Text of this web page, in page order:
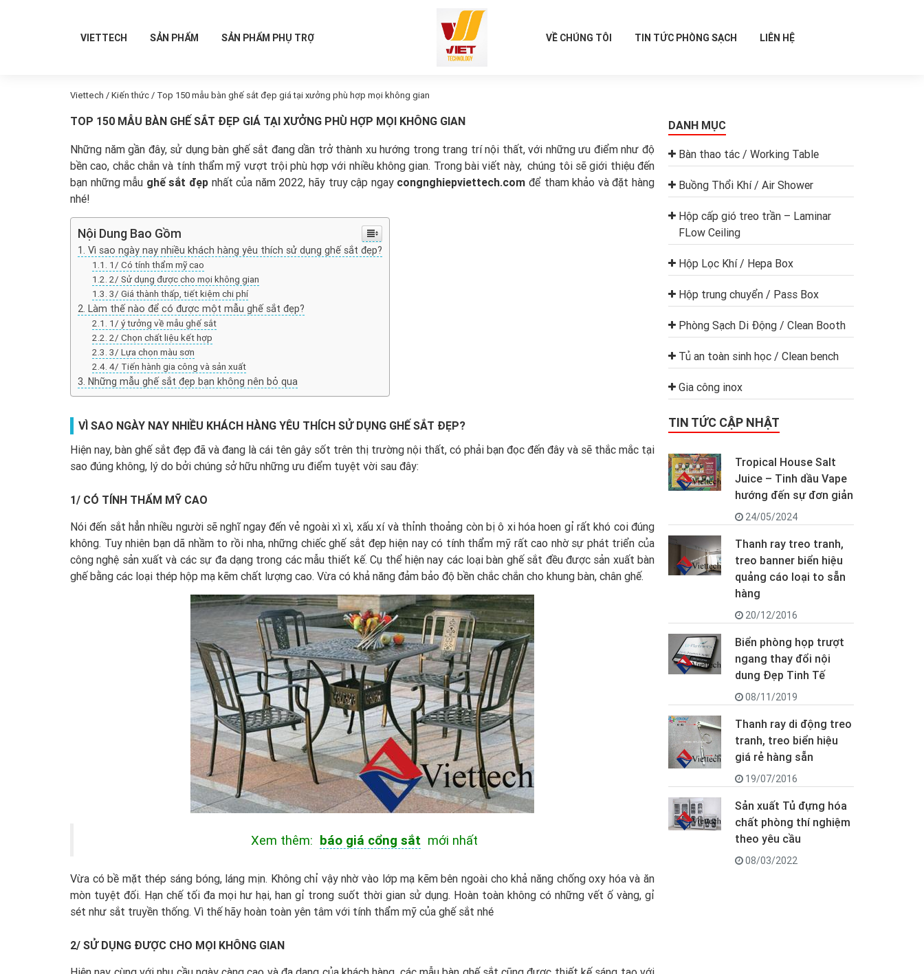
VIETTECH SẢN PHẨM SẢN PHẨM PHỤ TRỢ VỀ CHÚNG TÔI TIN TỨC PHÒNG SẠCH LIÊN HỆ
Viettech /Kiến thức/ Top 150 mẫu bàn ghế sắt đẹp giá tại xưởng phù hợp mọi không gian
TOP 150 MẪU BÀN GHẾ SẮT ĐẸP GIÁ TẠI XƯỞNG PHÙ HỢP MỌI KHÔNG GIAN
Những năm gần đây, sử dụng bàn ghế sắt đang dần trở thành xu hướng trong trang trí nội thất, với những ưu điểm như độ
bền cao, chắc chắn và tính thẩm mỹ vượt trội phù hợp với nhiều không gian. Trong bài viết này, chúng tôi sẽ giới thiệu đến
bạn những mẫu ghế sắt đẹp nhất của năm 2022, hãy truy cập ngay congnghiepviettech.com để tham khảo và đặt hàng
nhé!
Nội Dung Bao Gồm
Vì sao ngày nay nhiều khách hàng yêu thích sử dụng ghế sắt đẹp?
1/ Có tính thẩm mỹ cao
2/ Sử dụng được cho mọi không gian
3/ Giá thành thấp, tiết kiệm chi phí
Làm thế nào để có được một mẫu ghế sắt đẹp?
1/ ý tưởng về mẫu ghế sắt
2/ Chọn chất liệu kết hợp
3/ Lựa chọn màu sơn
4/ Tiến hành gia công và sản xuất
Những mẫu ghế sắt đẹp bạn không nên bỏ qua
VÌ SAO NGÀY NAY NHIỀU KHÁCH HÀNG YÊU THÍCH SỬ DỤNG GHẾ SẮT ĐẸP?
Hiện nay, bàn ghế sắt đẹp đã và đang là cái tên gây sốt trên thị trường nội thất, có phải bạn đọc đến đây và sẽ thắc mắc tại
sao đúng không, lý do bởi chúng sở hữu những ưu điểm tuyệt vời sau đây:
1/ CÓ TÍNH THẨM MỸ CAO
Nói đến sắt hẳn nhiều người sẽ nghĩ ngay đến vẻ ngoài xì xì, xấu xí và thỉnh thoảng còn bị ô xi hóa hoen gỉ rất khó coi đúng
không. Tuy nhiên bạn dã nhầm to rồi nha, những chiếc ghế sắt đẹp hiện nay có tính thẩm mỹ rất cao nhờ sự phát triển của
công nghệ sản xuất và các sự đa dạng trong các mẫu thiết kế. Cụ thể hiện nay các loại bàn ghế sắt đều được sản xuất bàn
ghế bằng các loại thép hộp mạ kẽm chất lượng cao. Vừa có khả năng đảm bảo độ bền chắc chắn cho khung bàn, chân ghế.
Xem thêm: báo giá cổng sắtmới nhất
Vừa có bề mặt thép sáng bóng, láng mịn. Không chỉ vậy nhờ vào lớp mạ kẽm bên ngoài cho khả năng chống oxy hóa và ăn
mòn tuyệt đối. Hạn chế tối đa mọi hư hại, han gỉ trong suốt thời gian sử dụng. Hoàn toàn không có những vết ố vàng, gỉ
sét như sắt truyền thống. Vì thế hãy hoàn toàn yên tâm với tính thẩm mỹ của ghế sắt nhé
2/ SỬ DỤNG ĐƯỢC CHO MỌI KHÔNG GIAN
DANH MỤC
Bàn thao tác / Working Table
Buồng Thổi Khí / Air Shower
Hộp cấp gió treo trần – Laminar
FLow Ceiling
Hộp Lọc Khí / Hepa Box
Hộp trung chuyển / Pass Box
Phòng Sạch Di Động / Clean Booth
Tủ an toàn sinh học / Clean bench
Gia công inox
TIN TỨC CẬP NHẬT
Tropical House Salt
Juice – Tinh dầu Vape
hướng đến sự đơn giản
24/05/2024
Thanh ray treo tranh,
treo banner biển hiệu
quảng cáo loại to sẵn
hàng
20/12/2016
Biển phòng họp trượt
ngang thay đổi nội
dung Đẹp Tinh Tế
08/11/2019
Thanh ray di động treo
tranh, treo biển hiệu
giá rẻ hàng sẵn
19/07/2016
Sản xuất Tủ đựng hóa
chất phòng thí nghiệm
theo yêu cầu
08/03/2022